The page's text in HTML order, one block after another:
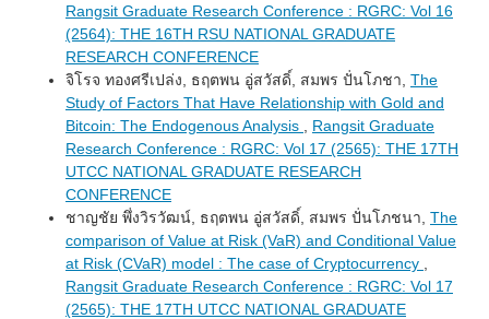
Rangsit Graduate Research Conference : RGRC: Vol 16
(2564): THE 16TH RSU NATIONAL GRADUATE
RESEARCH CONFERENCE
จิโรจ ทองศรีเปล่ง, ธฤตพน อู่สวัสดิ์, สมพร ปั่นโภชา, The
Study of Factors That Have Relationship with Gold and
Bitcoin: The Endogenous Analysis
Rangsit Graduate
Research Conference : RGRC: Vol 17 (2565): THE 17TH
UTCC NATIONAL GRADUATE RESEARCH
CONFERENCE
ชาญชัย พึ่งวิรวัฒน์, ธฤตพน อู่สวัสดิ์, สมพร ปั่นโภชนา, The
comparison of Value at Risk (VaR) and Conditional Value
at Risk (CVaR) model : The case of Cryptocurrency
Rangsit Graduate Research Conference : RGRC: Vol 17
(2565): THE 17TH UTCC NATIONAL GRADUATE